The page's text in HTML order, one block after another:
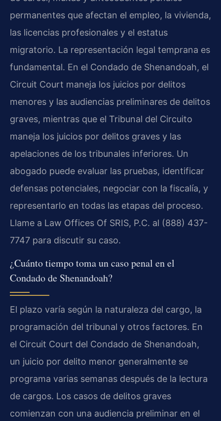
permanentes que afectan el empleo, la vivienda,
las licencias profesionales y el estatus
migratorio. La representación legal temprana es
fundamental. En el Condado de Shenandoah, el
Circuit Court maneja los juicios por delitos
menores y las audiencias preliminares de delitos
graves, mientras que el Tribunal del Circuito
maneja los juicios por delitos graves y las
apelaciones de los tribunales inferiores. Un
abogado puede evaluar las pruebas, identificar
defensas potenciales, negociar con la fiscalía, y
representarlo en todas las etapas del proceso.
Llame a Law Offices Of SRIS, P.C. al (888) 437-
7747 para discutir su caso.
¿Cuánto tiempo toma un caso penal en el
Condado de Shenandoah?
El plazo varía según la naturaleza del cargo, la
programación del tribunal y otros factores. En
el Circuit Court del Condado de Shenandoah,
un juicio por delito menor generalmente se
programa varias semanas después de la lectura
de cargos. Los casos de delitos graves
comienzan con una audiencia preliminar en el